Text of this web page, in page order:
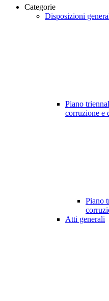
Categorie
Disposizioni
Piano
corruzione e
Piano
Atti generali